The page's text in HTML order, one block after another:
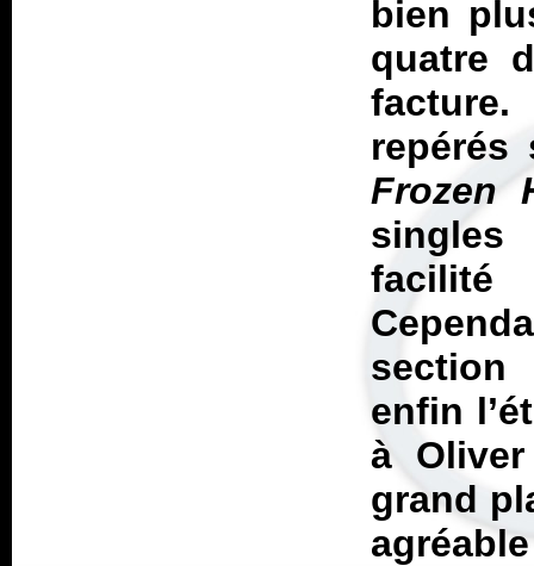
bien
quatre
Frozen
singles
facilité
enfin
à
grand